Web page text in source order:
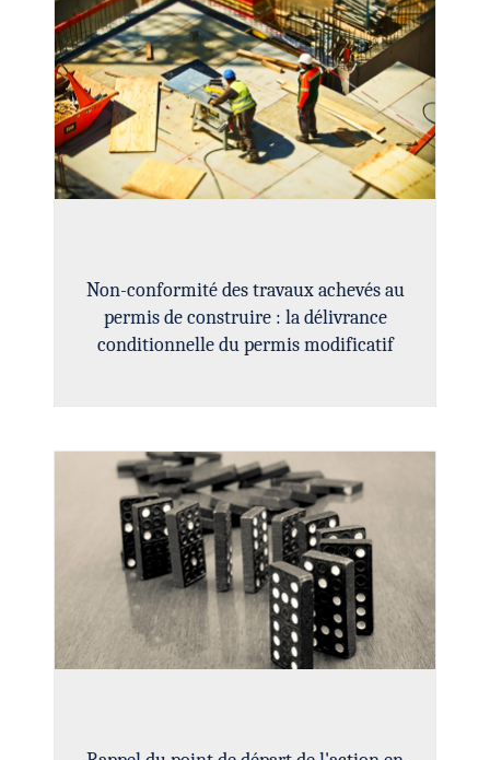
Non-conformité des travaux achevés au
permis de construire : la délivrance
conditionnelle du permis modificatif